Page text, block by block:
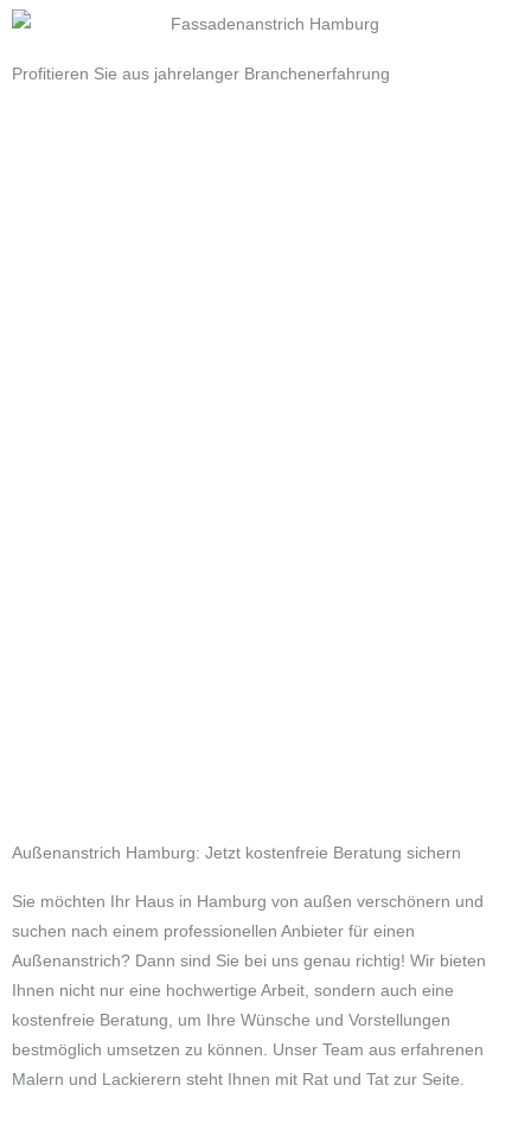
Profitieren Sie aus jahrelanger Branchenerfahrung
Außenanstrich Hamburg: Jetzt kostenfreie Beratung sichern
Sie möchten Ihr Haus in Hamburg von außen verschönern und
suchen nach einem professionellen Anbieter für einen
Außenanstrich? Dann sind Sie bei uns genau richtig! Wir bieten
Ihnen nicht nur eine hochwertige Arbeit, sondern auch eine
kostenfreie Beratung, um Ihre Wünsche und Vorstellungen
bestmöglich umsetzen zu können. Unser Team aus erfahrenen
Malern und Lackierern steht Ihnen mit Rat und Tat zur Seite.